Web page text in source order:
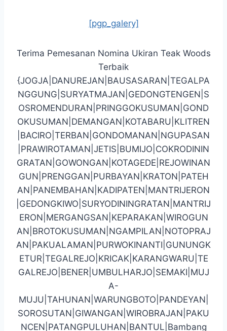
[pgp_galery]
Terima Pemesanan Nomina Ukiran Teak Woods
Terbaik
{JOGJA|DANUREJAN|BAUSASARAN|TEGALPA
NGGUNG|SURYATMAJAN|GEDONGTENGEN|S
OSROMENDURAN|PRINGGOKUSUMAN|GOND
OKUSUMAN|DEMANGAN|KOTABARU|KLITREN
|BACIRO|TERBAN|GONDOMANAN|NGUPASAN
|PRAWIROTAMAN|JETIS|BUMIJO|COKRODININ
GRATAN|GOWONGAN|KOTAGEDE|REJOWINAN
GUN|PRENGGAN|PURBAYAN|KRATON|PATEH
AN|PANEMBAHAN|KADIPATEN|MANTRIJERON
|GEDONGKIWO|SURYODININGRATAN|MANTRIJ
ERON|MERGANGSAN|KEPARAKAN|WIROGUN
AN|BROTOKUSUMAN|NGAMPILAN|NOTOPRAJ
AN|PAKUALAMAN|PURWOKINANTI|GUNUNGK
ETUR|TEGALREJO|KRICAK|KARANGWARU|TE
GALREJO|BENER|UMBULHARJO|SEMAKI|MUJ
A-
MUJU|TAHUNAN|WARUNGBOTO|PANDEYAN|
SOROSUTAN|GIWANGAN|WIROBRAJAN|PAKU
NCEN|PATANGPULUHAN|BANTUL|Bambang